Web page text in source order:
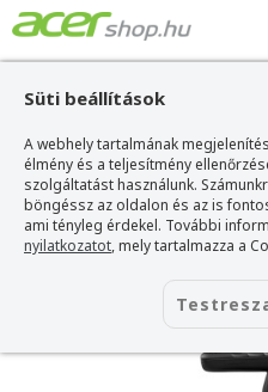
Süti beállítások
A webhely tartalmának
élmény és a teljesítmény
szolgáltatást használunk.
böngéssz az oldalon és az is
ami tényleg érdekel. További
nyilatkozatot, mely tartalmazza a
Acer webshop>Kiegészítők>
SonicBliss Vezeték Nélküli Fülhallgató
HiFuture SonicBliss
Fülhallgató
Azonosító: SonicBliss Black